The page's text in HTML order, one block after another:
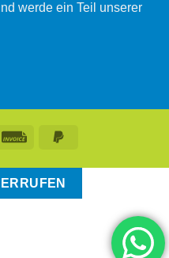
werde ein Teil unserer